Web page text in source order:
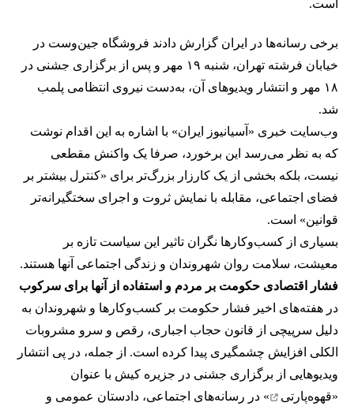
است.
برخی رسانه‌ها در ایران گزارش دادند فروشگاه جین‌وست در
خیابان فرشته تهران، شنبه ۱۹ مهر و پس از برگزاری جشنی در
۱۸ مهر و انتشار ویدیوهای آن، به‌دست نیروی انتظامی پلمب
شد.
وب‌سایت خبری «آسیانیوز ایران» با اشاره به این اقدام نوشت
که به نظر می‌رسد این برخورد، صرفا یک واکنش مقطعی
نیست، بلکه بخشی از یک کارزار بزرگ‌تر برای «کنترل بیشتر بر
فضای اجتماعی، مقابله با نمایش ثروت و اجرای سختگیرانه‌تر
قوانین» است.
بسیاری از کسب‌وکارها نگران تاثیر این سیاست‌ تازه بر
معیشت، سلامت روان شهروندان و زندگی اجتماعی آنها هستند.
فشار اقتصادی حکومت بر مردم و استفاده از آنها برای سرکوب
در هفته‌های اخیر فشار حکومت بر کسب‌وکارها و شهروندان به
دلیل سرپیچی از قانون حجاب اجباری، رقص و سرو مشروبات
الکلی افزایش چشمگیری پیدا کرده است. از جمله، در پی انتشار
ویدیوهایی از برگزاری جشنی در جزیره کیش با عنوان
«قهوه‌پارتی
» در رسانه‌های اجتماعی، دادستان عمومی و